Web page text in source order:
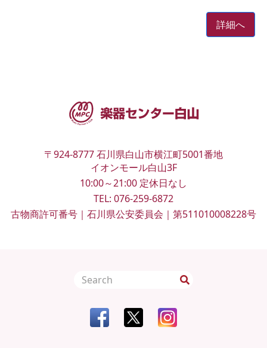
詳細へ
〒924-8777石川県白山市横江町5001番地
イオンモール白山3F
10:00～21:00 定休日なし
TEL: 076-259-6872
古物商許可番号｜石川県公安委員会｜第511010008228号